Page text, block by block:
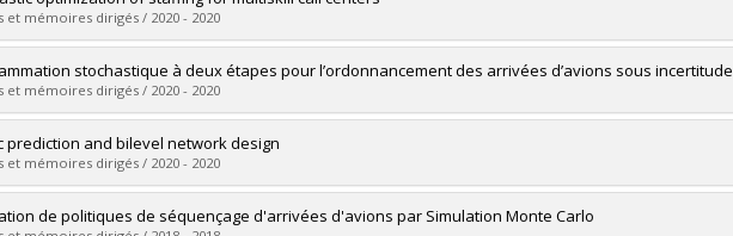
Maîtrise
obtenu :M. Sc.
le document dans Papyrus
et mémoires dirigés / 2020 - 2020
:Ta, Thuy Anh
Doctorat
obtenu :Ph. D.
le document dans Papyrus
stochastique à deux étapes pour l’ordonnancement des arrivées d’avions sous incertitude
et mémoires dirigés / 2020 - 2020
:Khassiba, Ahmed
Doctorat
obtenu :Ph. D.
le document dans Papyrus
prediction and bilevel network design
et mémoires dirigés / 2020 - 2020
:Morin, Léonard Ryo
de politiques de séquençage d'arrivées d'avions par Simulation Monte Carlo